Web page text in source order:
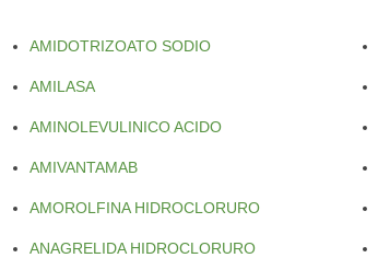
AMIDOTRIZOATO SODIO
AMILASA
AMINOLEVULINICO ACIDO
AMIVANTAMAB
AMOROLFINA HIDROCLORURO
ANAGRELIDA HIDROCLORURO